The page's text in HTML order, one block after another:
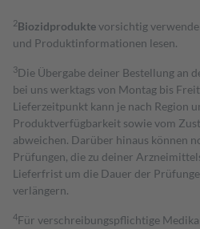
2Biozidproduktevorsichtig
und Produktinformationen lesen.
3Die Übergabe deiner Bestellung an
bei uns werktags von Montag bis
Lieferzeitpunkt kann je nach Region
Produktverfügbarkeit sowie vom
abweichen. Darüber hinaus können
Prüfungen, die zu deiner
Lieferfrist um die Dauer der
verlängern.
4Für verschreibungspflichtige